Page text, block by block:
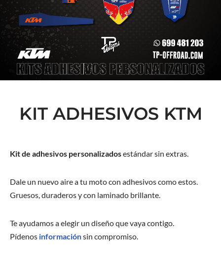
KIT ADHESIVOS KTM
Kit de adhesivos personalizadosestándar sin extras.
Dale un nuevo aire a tu moto con adhesivos como estos.
Gruesos, duraderos y con laminado brillante.
Te ayudamos a elegir un diseño que vaya contigo.
Pídenos informaciónsin compromiso.